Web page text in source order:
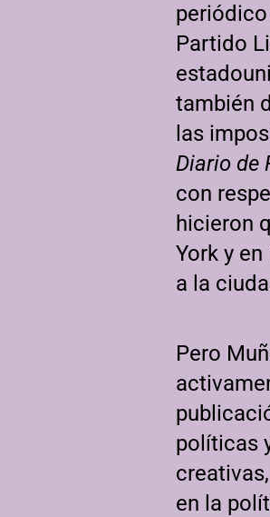
Partido
también
las
Diario de
con
hicieron
York y
a la
Pero
políticas
en la